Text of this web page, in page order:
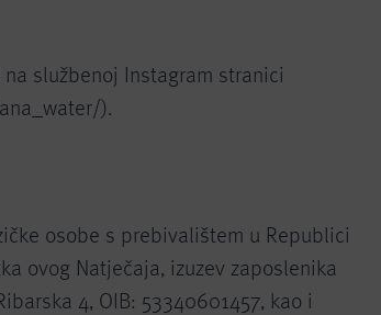
službenoj Instagram stranici
).
osobe s prebivalištem u Republici
ovog Natječaja, izuzev zaposlenika
4, OIB: 53340601457, kao i